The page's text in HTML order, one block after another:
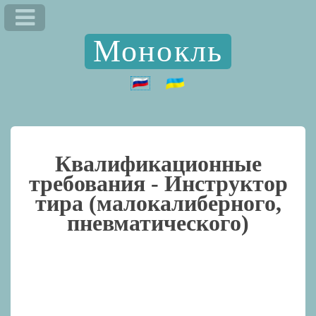
Монокль
Квалификационные
требования - Инструктор
тира (малокалиберного,
пневматического)